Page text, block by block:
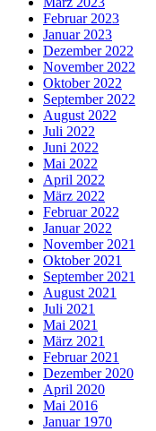
Februar 2023
Januar 2023
Dezember 2022
November 2022
Oktober 2022
September 2022
August 2022
Juli 2022
Juni 2022
Mai 2022
April 2022
März 2022
Februar 2022
Januar 2022
November 2021
Oktober 2021
September 2021
August 2021
Juli 2021
Mai 2021
März 2021
Februar 2021
Dezember 2020
April 2020
Mai 2016
Januar 1970